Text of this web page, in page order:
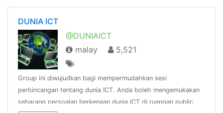
DUNIA ICT
@DUNIAICT
malay
5,521
Group ini diwujudkan bagi mempermudahkan sesi
perbincangan tentang dunia ICT. Anda boleh mengemukakan
sebarang persoalan berkenaan dunia ICT di ruangan public.